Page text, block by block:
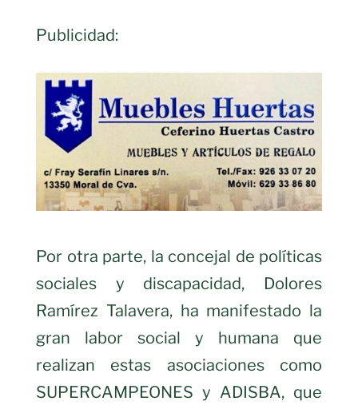
Publicidad:
Por otra parte, la concejal de políticas
sociales y discapacidad, Dolores
Ramírez Talavera, ha manifestado la
gran labor social y humana que
realizan estas asociaciones como
SUPERCAMPEONES y ADISBA, que